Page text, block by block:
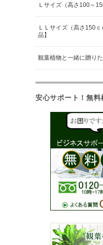
Ｌサイズ（高さ100～
ＬＬサイズ（高さ150
品】
観葉植物と一緒に贈り
安心サポート！無料